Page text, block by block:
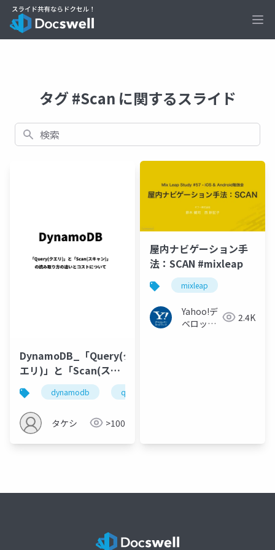
タグ #Scan に関するスライド
検索
DynamoDB_「Query(ク
エリ)」と「Scan(スキ
ャン)」の読み取り方の
違いとコストについて
dynamodb query
タケシ >100
屋内ナビゲーション手
法：SCAN #mixleap
mixleap
Yahoo!デ
ベロッパ
2.4K